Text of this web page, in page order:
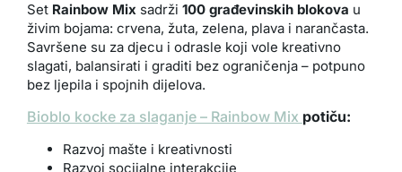
Set Rainbow Mixsadrži 100 građevinskih blokova u
živim bojama: crvena, žuta, zelena, plava i narančasta.
Savršene su za djecu i odrasle koji vole kreativno
slagati, balansirati i graditi bez ograničenja – potpuno
bez ljepila i spojnih dijelova.
Bioblo kocke za slaganje – Rainbow Mix potiču:
Razvoj mašte i kreativnosti
Razvoj socijalne interakcije